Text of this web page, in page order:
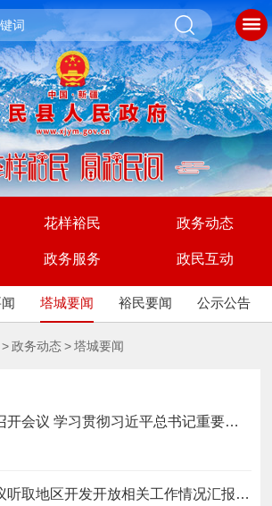
花样裕民 政务动态
政务服务 政民互动
塔城要闻 裕民要闻 公示公告
> 政务动态 > 塔城要闻
塔城地委委员会召开会议 学习贯彻习近平总书记重要讲话精神 研究部署乡村振兴、财源建设等工作
地委召开专题会议听取地区开发开放相关工作情况汇报 用活用好开放平台 聚力办好巴克图论坛 为地区打造对外开放新高地提供坚实支撑